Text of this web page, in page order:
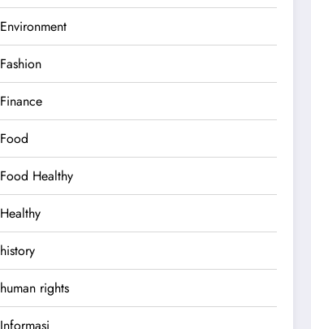
Environment
Fashion
Finance
Food
Food Healthy
Healthy
history
human rights